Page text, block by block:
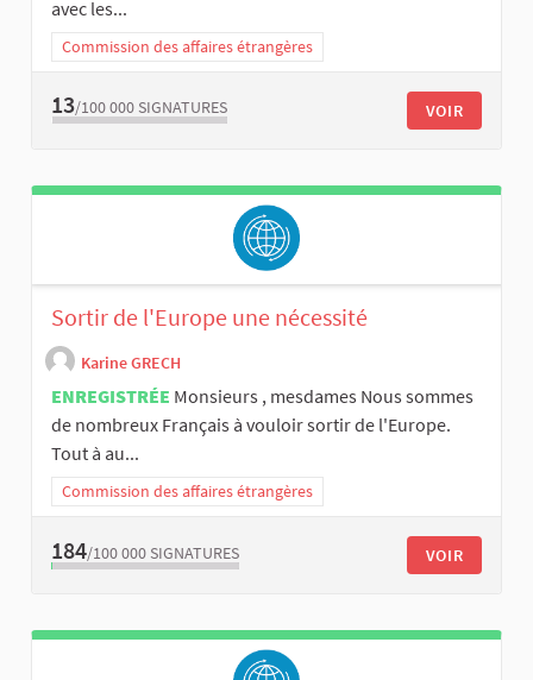
avec les...
Commission des affaires étrangères
13/100 000 SIGNATURES VOIR
Sortir de l'Europe une nécessité
Karine GRECH
ENREGISTRÉE Monsieurs , mesdames Nous sommes
de nombreux Français à vouloir sortir de l'Europe.
Tout à au...
Commission des affaires étrangères
184/100 000 SIGNATURES VOIR